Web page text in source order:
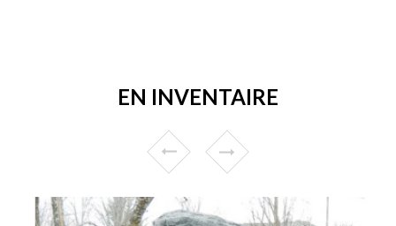
EN INVENTAIRE